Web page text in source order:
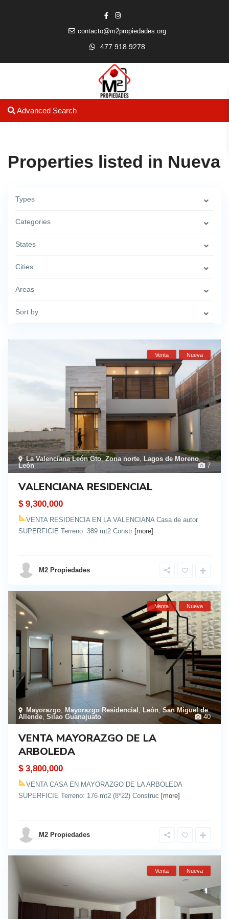
contacto@m2propiedades.org
477 918 9278
Advanced Search
Properties listed in Nueva
Types
Categories
States
Cities
Areas
Sort by
7
La Valenciana León Gto,Zona norte , Lagos de Moreno,
León
Venta Nueva
VALENCIANA RESIDENCIAL
$ 9,300,000
VENTA RESIDENCIA EN LA VALENCIANA Casa de autor
SUPERFICIE Terreno: 389 mt2 Constr [more]
M2 Propiedades
40
Mayorazgo Mayorazgo Residencial León San Miguel de
Allende Silao Guanajuato
Venta Nueva
VENTA MAYORAZGO DE LA
ARBOLEDA
$ 3,800,000
VENTA CASA EN MAYORAZGO DE LA ARBOLEDA
SUPERFICIE Terreno: 176 mt2 (8*22) Construc [more]
M2 Propiedades
Venta Nueva